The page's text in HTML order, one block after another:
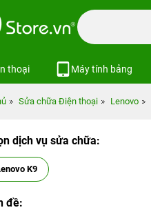
thoại Máy tính bảng
Sửa chữa Điện thoại Lenovo
dịch vụ sửa chữa:
K9
đề: